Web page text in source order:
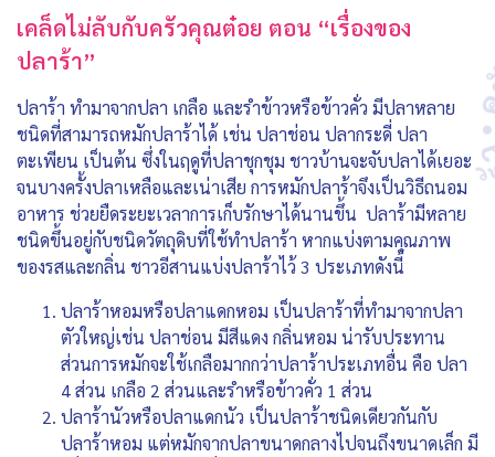
เคล็ดไม่ลับกับครัวคุณต๋อย ตอน “เรื่องของ
ปลาร้า”
ปลาร้า ทำมาจากปลา เกลือ และรำข้าวหรือข้าวคั่ว มีปลาหลาย
ชนิดที่สามารถหมักปลาร้าได้ เช่น ปลาช่อน ปลากระดี่ ปลา
ตะเพียน เป็นต้น ซึ่งในฤดูที่ปลาชุกชุม ชาวบ้านจะจับปลาได้เยอะ
จนบางครั้งปลาเหลือและเน่าเสีย การหมักปลาร้าจึงเป็นวิธีถนอม
อาหาร ช่วยยืดระยะเวลาการเก็บรักษาได้นานขึ้น ปลาร้ามีหลาย
ชนิดขึ้นอยู่กับชนิดวัตถุดิบที่ใช้ทำปลาร้า หากแบ่งตามคุณภาพ
ของรสและกลิ่น ชาวอีสานแบ่งปลาร้าไว้ 3 ประเภทดังนี้
ปลาร้าหอมหรือปลาแดกหอม เป็นปลาร้าที่ทำมาจากปลา
ตัวใหญ่เช่น ปลาช่อน มีสีแดง กลิ่นหอม น่ารับประทาน
ส่วนการหมักจะใช้เกลือมากกว่าปลาร้าประเภทอื่น คือ ปลา
4 ส่วน เกลือ 2 ส่วนและรำหรือข้าวคั่ว 1 ส่วน
ปลาร้านัวหรือปลาแดกนัว เป็นปลาร้าชนิดเดียวกันกับ
ปลาร้าหอม แต่หมักจากปลาขนาดกลางไปจนถึงขนาดเล็ก มี